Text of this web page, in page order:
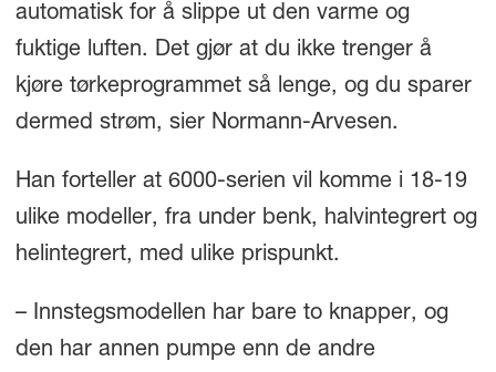
automatisk for å slippe ut den varme og
fuktige luften. Det gjør at du ikke trenger å
kjøre tørkeprogrammet så lenge, og du sparer
dermed strøm, sier Normann-Arvesen.
Han forteller at 6000-serien vil komme i 18-19
ulike modeller, fra under benk, halvintegrert og
helintegrert, med ulike prispunkt.
– Innstegsmodellen har bare to knapper, og
den har annen pumpe enn de andre